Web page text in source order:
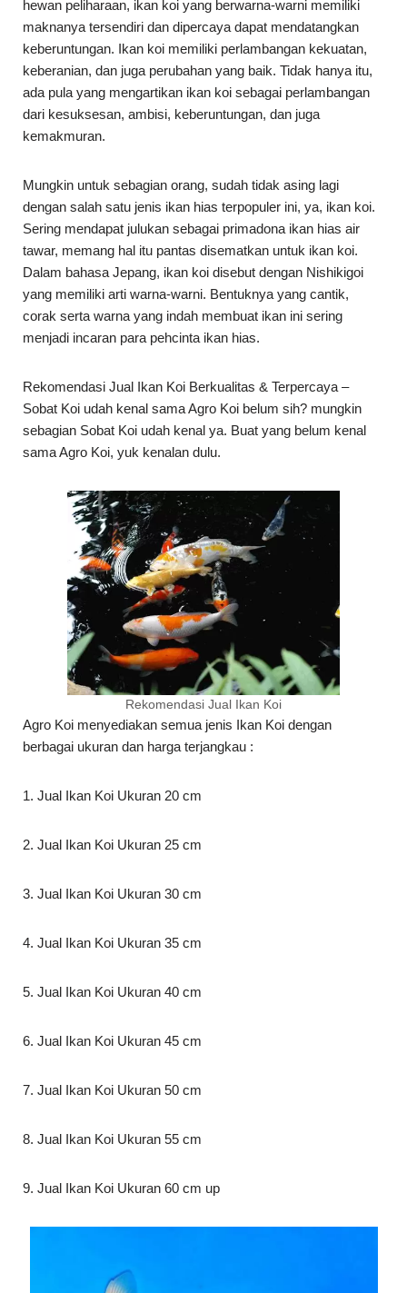
hewan peliharaan, ikan koi yang berwarna-warni memiliki
maknanya tersendiri dan dipercaya dapat mendatangkan
keberuntungan. Ikan koi memiliki perlambangan kekuatan,
keberanian, dan juga perubahan yang baik. Tidak hanya itu,
ada pula yang mengartikan ikan koi sebagai perlambangan
dari kesuksesan, ambisi, keberuntungan, dan juga
kemakmuran.
Mungkin untuk sebagian orang, sudah tidak asing lagi
dengan salah satu jenis ikan hias terpopuler ini, ya, ikan koi.
Sering mendapat julukan sebagai primadona ikan hias air
tawar, memang hal itu pantas disematkan untuk ikan koi.
Dalam bahasa Jepang, ikan koi disebut dengan Nishikigoi
yang memiliki arti warna-warni. Bentuknya yang cantik,
corak serta warna yang indah membuat ikan ini sering
menjadi incaran para pehcinta ikan hias.
Rekomendasi Jual Ikan Koi Berkualitas & Terpercaya –
Sobat Koi udah kenal sama Agro Koi belum sih? mungkin
sebagian Sobat Koi udah kenal ya. Buat yang belum kenal
sama Agro Koi, yuk kenalan dulu.
Rekomendasi Jual Ikan Koi
Agro Koi menyediakan semua jenis Ikan Koi dengan
berbagai ukuran dan harga terjangkau :
1. Jual Ikan Koi Ukuran 20 cm
2. Jual Ikan Koi Ukuran 25 cm
3. Jual Ikan Koi Ukuran 30 cm
4. Jual Ikan Koi Ukuran 35 cm
5. Jual Ikan Koi Ukuran 40 cm
6. Jual Ikan Koi Ukuran 45 cm
7. Jual Ikan Koi Ukuran 50 cm
8. Jual Ikan Koi Ukuran 55 cm
9. Jual Ikan Koi Ukuran 60 cm up